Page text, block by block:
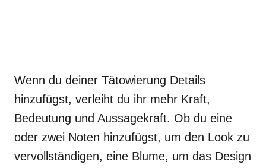
Wenn du deiner Tätowierung Details
hinzufügst, verleiht du ihr mehr Kraft,
Bedeutung und Aussagekraft. Ob du eine
oder zwei Noten hinzufügst, um den Look zu
vervollständigen, eine Blume, um das Design